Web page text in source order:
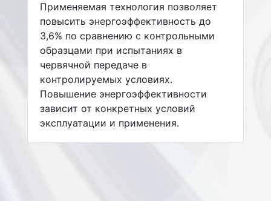
Применяемая технология позволяет
повысить энергоэффективность до
3,6% по сравнению с контрольными
образцами при испытаниях в
червячной передаче в
контролируемых условиях.
Повышение энергоэффективности
зависит от конкретных условий
эксплуатации и применения.